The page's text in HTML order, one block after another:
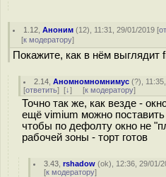
1.12 ,Аноним (12), 11:31, 29/01/2019 [
[к модератору]
Покажите, как в нём выглядит
2.14 ,Аномномномнимус (?),
[ответить] [↓] [к модератору]
Точно так же, как везде -
ещё vimium можно
чтобы по дефолту окно не
рабочей зоны - торт готов
3.43 ,rshadow (ok), 12:36, 29/01/
[к модератору]